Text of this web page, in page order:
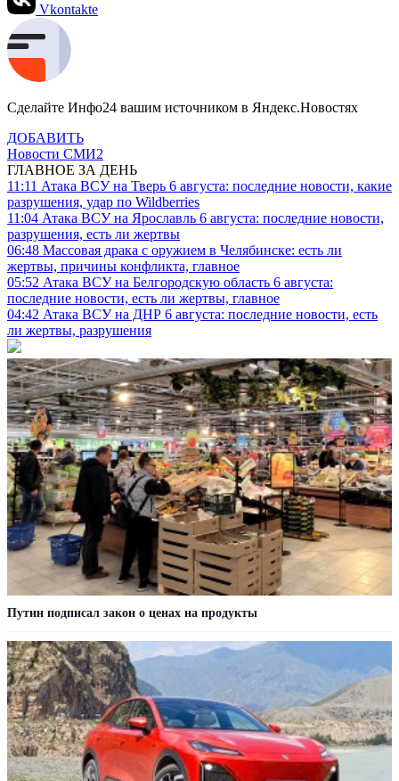
Vkontakte
Сделайте Инфо24 вашим источником в Яндекс.Новостях
ДОБАВИТЬ
Новости СМИ2
ГЛАВНОЕ ЗА ДЕНЬ
11:11 Атака ВСУ на Тверь 6 августа: последние новости, какие
разрушения, удар по Wildberries
11:04 Атака ВСУ на Ярославль 6 августа: последние новости,
разрушения, есть ли жертвы
06:48 Массовая драка с оружием в Челябинске: есть ли
жертвы, причины конфликта, главное
05:52 Атака ВСУ на Белгородскую область 6 августа:
последние новости, есть ли жертвы, главное
04:42 Атака ВСУ на ДНР 6 августа: последние новости, есть
ли жертвы, разрушения
Путин подписал закон о ценах на продукты